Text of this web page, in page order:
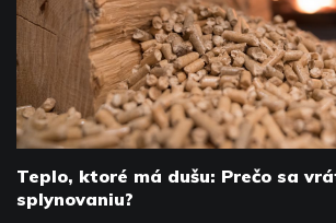
Teplo, ktoré má dušu: Prečo sa
splynovaniu?